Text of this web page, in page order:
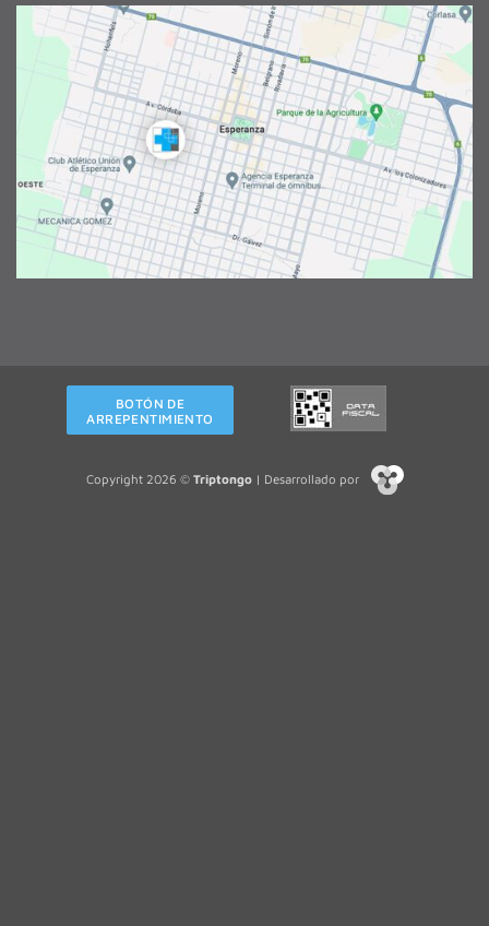
BOTÓN DE
ARREPENTIMIENTO
Copyright 2026 © Triptongo| Desarrollado por